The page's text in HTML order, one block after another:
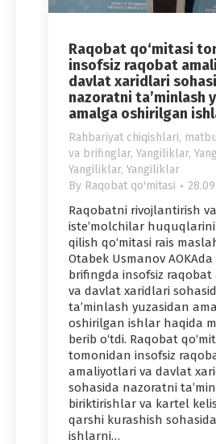
Raqobat qo‘mitasi
insofsiz raqobat
davlat xaridlari
nazoratni taʼminlash
amalga oshirilgan
Rahbariyat chiqishlari,
va brifinglar, Yangiliklar,
Yangiliklar, Yangiliklar
By Raqobat qo'mitasi
Raqobatni rivojlantirish va
iste’molchilar
qilish qo‘mitasi rais
Otabek Usmanov
brifingda insofsiz
va davlat xaridlari
ta’minlash yuzasidan
oshirilgan ishlar haqida
berib o‘tdi. Raqobat
tomonidan insofsiz
amaliyotlari va davlat
sohasida nazoratni
biriktirishlar va kartel
qarshi kurashish
ishlarni…